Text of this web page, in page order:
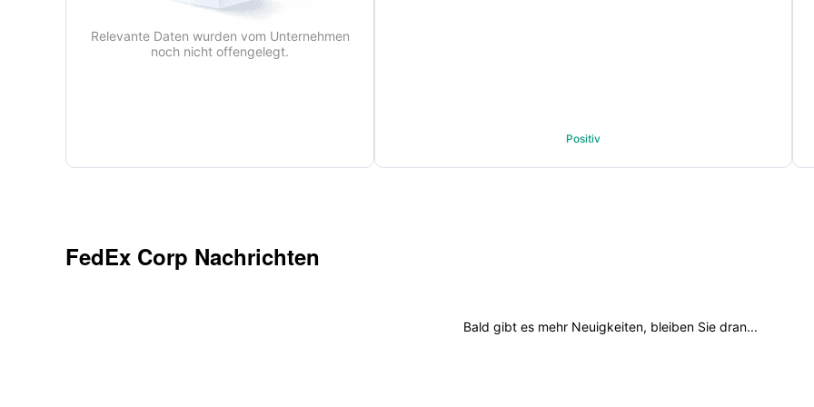
Relevante Daten wurden vom Unternehmen
noch nicht offengelegt.
Positiv
FedEx Corp Nachrichten
Bald gibt es mehr Neuigkeiten, bleiben Sie dran...